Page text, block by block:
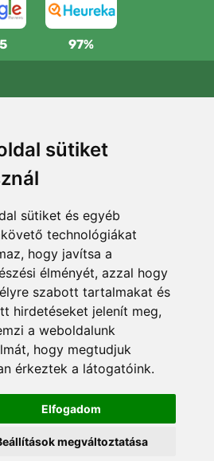
sütiket
sütiket és egyéb
technológiákat
hogy javítsa a
élményét, azzal hogy
szabott tartalmakat és
hirdetéseket jelenít meg,
a weboldalunk
hogy megtudjuk
érkeztek a látogatóink.
Elfogadom
megváltoztatása
97%
következő összeg felett: 80 EUR
és visszaküldés
belül bármikor visszaküldheti vagy
ot
ültetünk egy fát! Bővebben